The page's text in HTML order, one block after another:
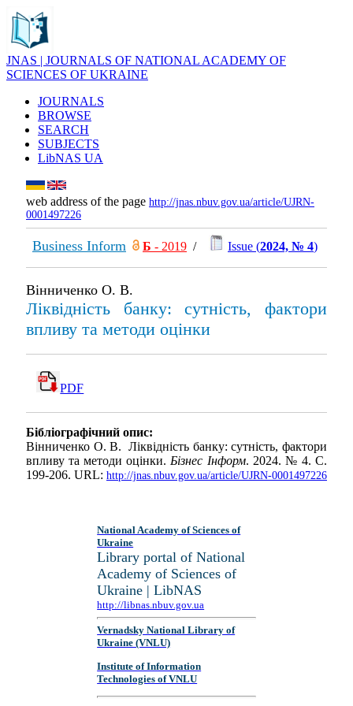
JNAS | JOURNALS OF NATIONAL ACADEMY OF
SCIENCES OF UKRAINE
JOURNALS
BROWSE
SEARCH
SUBJECTS
LibNAS UA
web address of the page http://jnas.nbuv.gov.ua/article/UJRN-
0001497226
Business Inform Б - 2019 / Issue (2024, № 4)
Вінниченко О. В.
Ліквідність банку: сутність, фактори
впливу та методи оцінки
PDF
Бібліографічний опис:
Вінниченко О. В. Ліквідність банку: сутність, фактори
впливу та методи оцінки.Бізнес Інформ. 2024. № 4. С.
199-206. URL: http://jnas.nbuv.gov.ua/article/UJRN-0001497226
National Academy of Sciences of
Ukraine
Library portal of National
Academy of Sciences of
Ukraine | LibNAS
http://libnas.nbuv.gov.ua
Vernadsky National Library of
Ukraine (VNLU)
Institute of Information
Technologies of VNLU